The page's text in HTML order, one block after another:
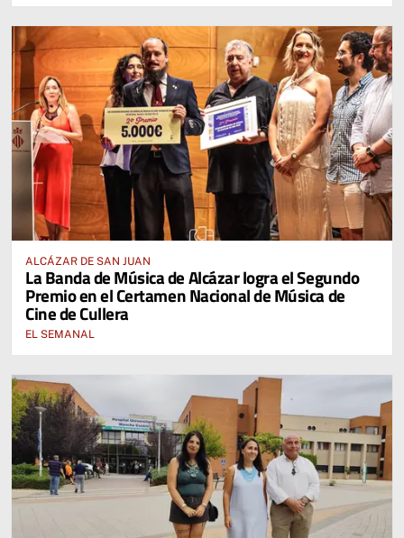
ALCÁZAR DE SAN JUAN
La Banda de Música de Alcázar logra el Segundo
Premio en el Certamen Nacional de Música de
Cine de Cullera
EL SEMANAL